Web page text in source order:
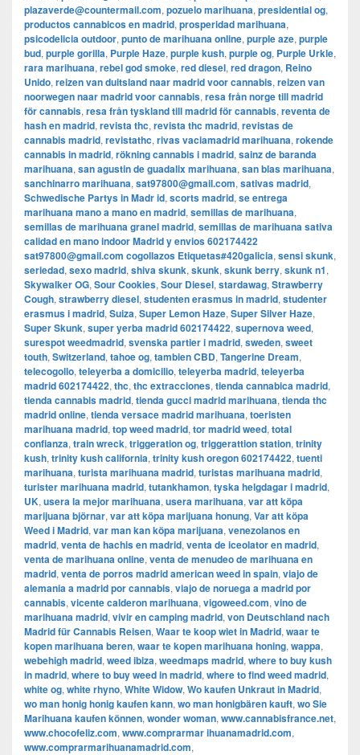
plazaverde@countermail.com, pozuelo marihuana, presidential og,
productos cannabicos en madrid, prosperidad marihuana,
psicodelicia outdoor, punto de marihuana online, purple aze, purple
bud, purple gorilla, Purple Haze, purple kush, purple og, Purple Urkle,
rara marihuana, rebel god smoke, red diesel, red dragon, Reino
Unido, reizen van duitsland naar madrid voor cannabis, reizen van
noorwegen naar madrid voor cannabis, resa från norge till madrid
för cannabis, resa från tyskland till madrid för cannabis, reventa de
hash en madrid, revista thc, revista thc madrid, revistas de
cannabis madrid, revistathc, rivas vaciamadrid marihuana, rokende
cannabis in madrid, rökning cannabis i madrid, sainz de baranda
marihuana, san agustin de guadalix marihuana, san blas marihuana,
sanchinarro marihuana, sat97800@gmail.com, sativas madrid,
Schwedische Partys in Madr id, scorts madrid, se entrega
marihuana mano a mano en madrid, semillas de marihuana,
semillas de marihuana granel madrid, semillas de marihuana sativa
calidad en mano indoor Madrid y envios 602174422
sat97800@gmail.com cogollazos Etiquetas#420galicia, sensi skunk,
seriedad, sexo madrid, shiva skunk, skunk, skunk berry, skunk n1,
Skywalker OG, Sour Cookies, Sour Diesel, stardawag, Strawberry
Cough, strawberry diesel, studenten erasmus in madrid, studenter
erasmus i madrid, Suiza, Super Lemon Haze, Super Silver Haze,
Super Skunk, super yerba madrid 602174422, supernova weed,
surespot weedmadrid, svenska partier i madrid, sweden, sweet
touth, Switzerland, tahoe og, tambien CBD, Tangerine Dream,
telecogollo, teleyerba a domicilio, teleyerba madrid, teleyerba
madrid 602174422, thc, thc extracciones, tienda cannabica madrid,
tienda cannabis madrid, tienda gucci madrid marihuana, tienda thc
madrid online, tienda versace madrid marihuana, toeristen
marihuana madrid, top weed madrid, tor madrid weed, total
confianza, train wreck, triggeration og, triggerattion station, trinity
kush, trinity kush california, trinity kush oregon 602174422, tuenti
marihuana, turista marihuana madrid, turistas marihuana madrid,
turister marihuana madrid, tutankhamon, tyska helgdagar i madrid,
UK, usera la mejor marihuana, usera marihuana, var att köpa
marijuana björnar, var att köpa marijuana honung, Var att köpa
Weed i Madrid, var man kan köpa marijuana, venezolanos en
madrid, venta de hachis en madrid, venta de iceolator en madrid,
venta de marihuana online, venta de menudeo de marihuana en
madrid, venta de porros madrid american weed in spain, viajo de
alemania a madrid por cannabis, viajo de noruega a madrid por
cannabis, vicente calderon marihuana, vigoweed.com, vino de
marihuana madrid, vivir en camping madrid, von Deutschland nach
Madrid für Cannabis Reisen, Waar te koop wiet in Madrid, waar te
kopen marihuana beren, waar te kopen marihuana honing, wappa,
webehigh madrid, weed ibiza, weedmaps madrid, where to buy kush
in madrid, where to buy weed in madrid, where to find weed madrid,
white og, white rhyno, White Widow, Wo kaufen Unkraut in Madrid,
wo man honig honig kaufen kann, wo man honigbären kauft, wo Sie
Marihuana kaufen können, wonder woman, www.cannabisfrance.net,
www.chocofeliz.com, www.comprarmar ihuanamadrid.com,
www.comprarmarihuanamadrid.com,